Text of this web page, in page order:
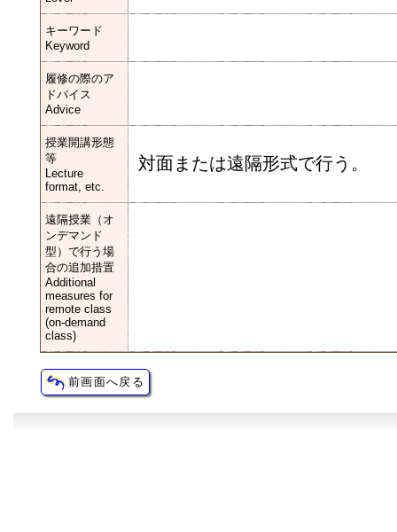
キーワード
Keyword
履修の際のア
ドバイス
Advice
授業開講形態
等
Lecture
format, etc.
対面または遠隔形式で行う。
遠隔授業（オ
ンデマンド
型）で行う場
合の追加措置
Additional
measures for
remote class
(on-demand
class)